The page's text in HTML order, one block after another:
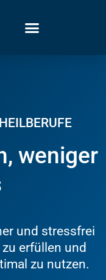
weniger
und stressfrei
erfüllen und
zu nutzen.